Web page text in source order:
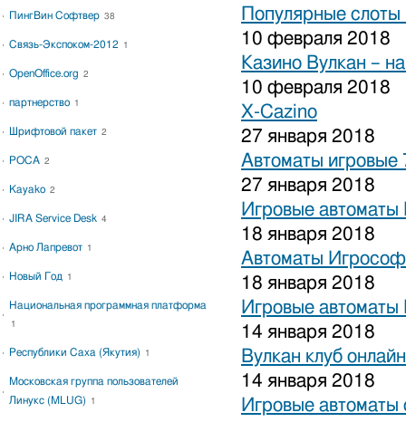
Популярные слоты
10 февраля 2018
Казино Вулкан –
10 февраля 2018
X-Cazino
27 января 2018
Автоматы игровые
27 января 2018
Игровые автоматы
18 января 2018
Автоматы
18 января 2018
Игровые автоматы
14 января 2018
Вулкан клуб онлайн
14 января 2018
Игровые
ПингВин Софтвер 38
Связь-Экспоком-2012 1
OpenOffice.org 2
партнерство 1
Шрифтовой пакет 2
РОСА 2
Kayako 2
JIRA Service Desk 4
Арно Лапревот 1
Новый Год 1
Национальная программная платформа
1
Республики Саха (Якутия) 1
Московская группа пользователей
Линукс (MLUG)
1